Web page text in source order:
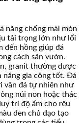
năng chống mài mòn
tải trọng lớn như lối
đến hồng giúp đá
cách sân vườn.
granit thường được
gia công tốt. Đá
vân đá tự nhiên như
núi non hoặc thác
trì độ ẩm cho rêu
đen chủ đạo tạo